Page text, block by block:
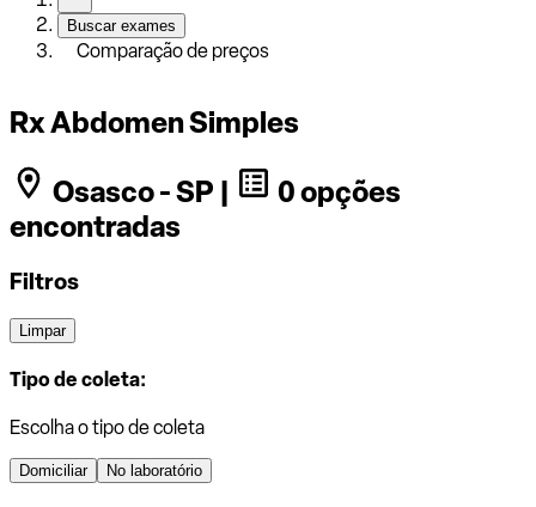
Buscar exames
Comparação de preços
Rx Abdomen Simples
Osasco - SP |
0 opções
encontradas
Filtros
Limpar
Tipo de coleta:
Escolha o tipo de coleta
Domiciliar No laboratório